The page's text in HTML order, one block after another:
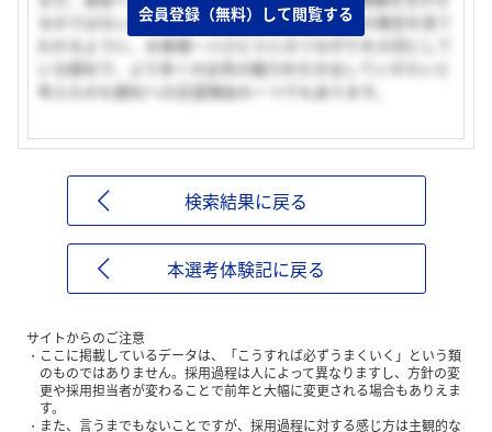
るのではないか、とも考え志望しました。御社の理念を見て
わかるように、お客様一人ひとりとのつながりを大切にして
いる御社で、より多くの女性の魅力を引き出していきたいと
考えたのも御社への志望理由の一つでもあります。
会員登録（無料）して閲覧する
検索結果に戻る
本選考体験記に戻る
サイトからのご注意
ここに掲載しているデータは、「こうすれば必ずうまくいく」という類
のものではありません。採用過程は人によって異なりますし、方針の変
更や採用担当者が変わることで前年と大幅に変更される場合もありえま
す。
また、言うまでもないことですが、採用過程に対する感じ方は主観的な